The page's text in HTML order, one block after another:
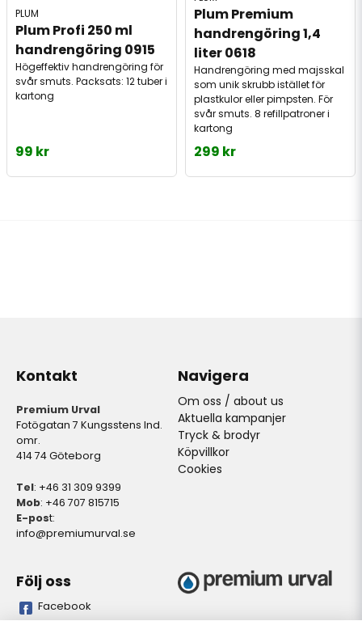
PLUM
Plum Profi 250 ml
handrengöring 0915
Högeffektiv handrengöring för
svår smuts. Packsats: 12 tuber i
kartong
99 kr
Plum Premium
handrengöring 1,4
liter 0618
Handrengöring med majsskal
som unik skrubb istället för
plastkulor eller pimpsten. För
svår smuts. 8 refillpatroner i
kartong
299 kr
Kontakt
Premium Urval
Fotögatan 7 Kungsstens Ind.
omr.
414 74 Göteborg
Tel: +46 31 309 9399
Mob: +46 707 815715
E-post:
info@premiumurval.se
Navigera
Om oss / about us
Aktuella kampanjer
Tryck & brodyr
Köpvillkor
Cookies
Följ oss
Facebook